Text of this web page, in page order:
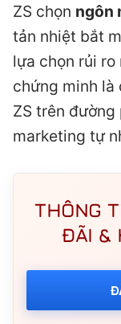
ZS chọn ngôn
tản nhiệt bắt
lựa chọn rủi
chứng minh là
ZS trên
marketing tự
THÔNG
ĐÃI &